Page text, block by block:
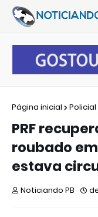
Página inicial Policial
PRF
roubado
estava
Noticiando PB